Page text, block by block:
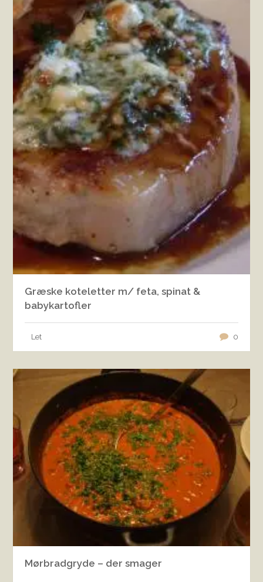
Græske koteletter m/ feta, spinat &
babykartofler
Let 0
Mørbradgryde – der smager